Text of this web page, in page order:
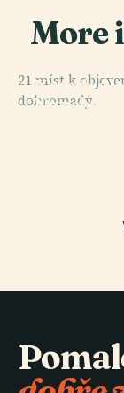
More
21 míst k
dohromady.
PLACE